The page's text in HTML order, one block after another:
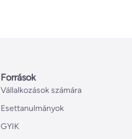
Források
Vállalkozások számára
Esettanulmányok
GYIK